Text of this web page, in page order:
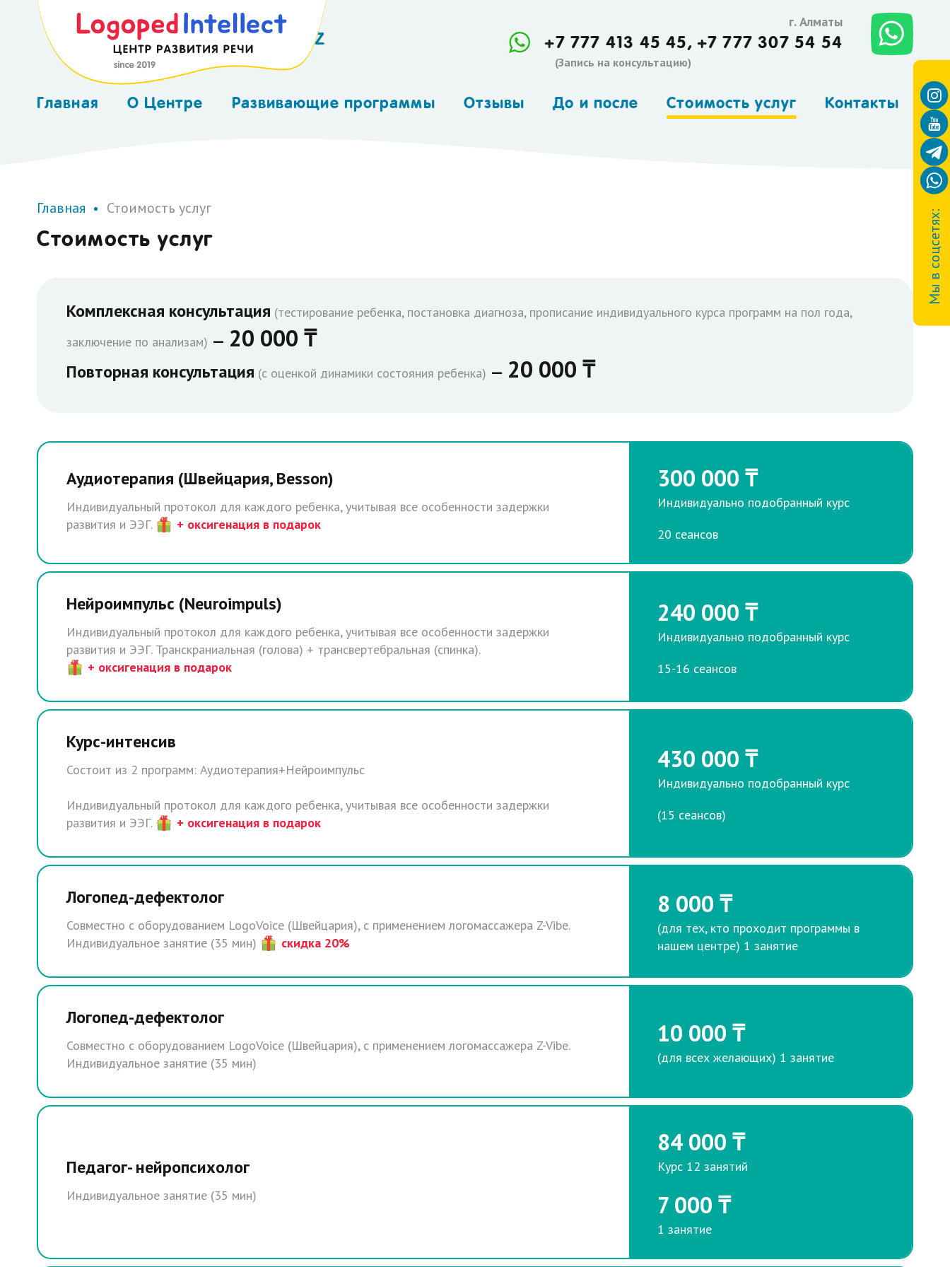
Мы в соцсетях:
KZ
г. Алматы
+7 777 413 45 45,
(Запись на консультацию)
+7 777 307 54 54
Главная О Центре Развивающие программы
Оксигенотерапия
(кислород)
Отзывы До и после Стоимость услуг Контакты
Главная Стоимость услуг
Стоимость услуг
Комплексная консультация (тестирование ребенка, постановка диагноза, прописание индивидуального курса программ на пол года,
заключение по анализам) — 20 000 ₸
Повторная консультация (с оценкой динамики состояния ребенка) — 20 000 ₸
Аудиотерапия (Швейцария, Besson)
Индивидуальный протокол для каждого ребенка, учитывая все особенности задержки
развития и ЭЭГ.
+ оксигенация в подарок
300 000 ₸
Индивидуально подобранный курс
20 сеансов
Нейроимпульс (Neuroimpuls)
Индивидуальный протокол для каждого ребенка, учитывая все особенности задержки
развития и ЭЭГ. Транскраниальная (голова) + трансвертебральная (спинка).
+ оксигенация в подарок
240 000 ₸
Индивидуально подобранный курс
15-16 сеансов
Курс-интенсив
Состоит из 2 программ: Аудиотерапия+Нейроимпульс
Индивидуальный протокол для каждого ребенка, учитывая все особенности задержки
развития и ЭЭГ.
+ оксигенация в подарок
430 000 ₸
Индивидуально подобранный курс
(15 сеансов)
Логопед-дефектолог
Совместно с оборудованием LogoVoice (Швейцария), с применением логомассажера Z-Vibe.
Индивидуальное занятие (35 мин)
скидка 20%
8 000 ₸
(для тех, кто проходит программы в
нашем центре) 1 занятие
Логопед-дефектолог
Совместно с оборудованием LogoVoice (Швейцария), с применением логомассажера Z-Vibe.
Индивидуальное занятие (35 мин)
10 000 ₸
(для всех желающих) 1 занятие
Педагог- нейропсихолог
Индивидуальное занятие (35 мин)
84 000 ₸
Курс 12 занятий
7 000 ₸
1 занятие